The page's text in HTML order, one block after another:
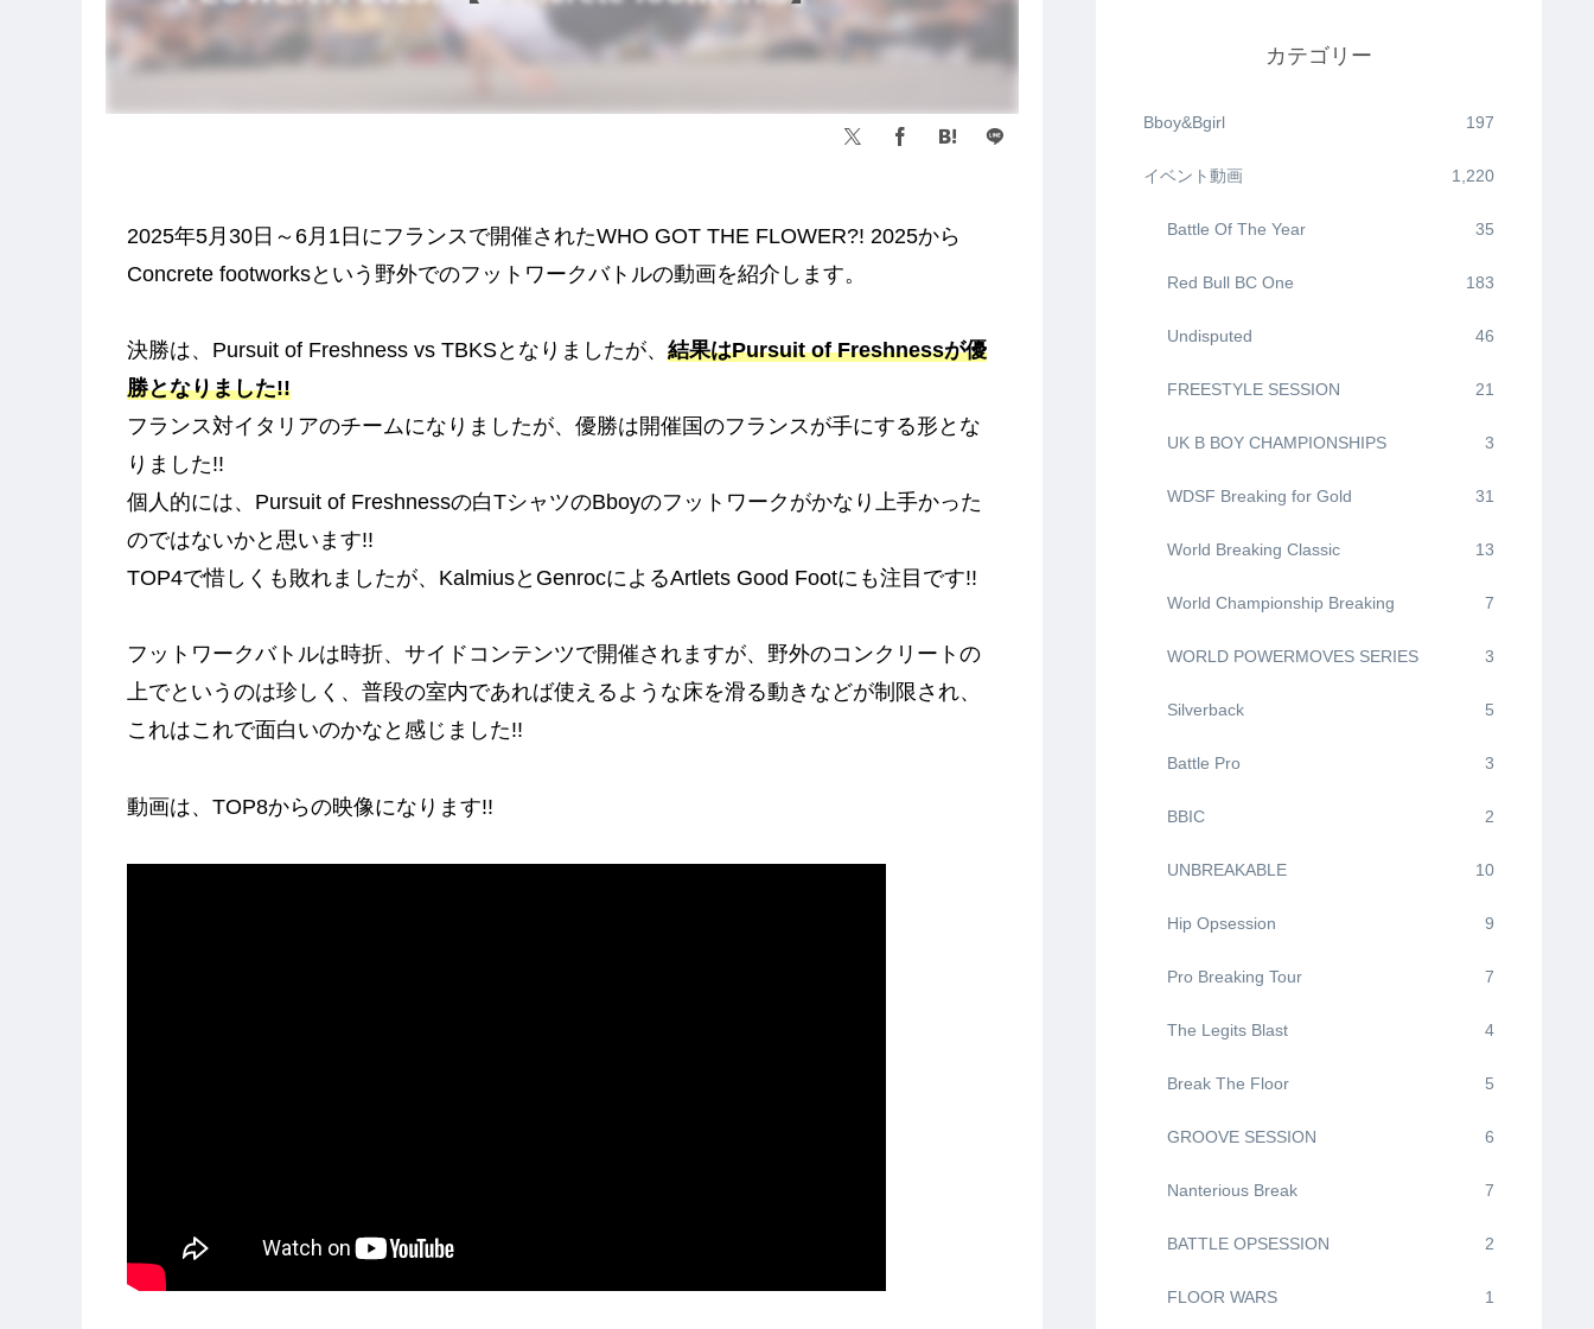
2025年5月30日～6月1日にフランスで開催されたWHO GOT THE FLOWER?! 2025から
Concrete footworksという野外でのフットワークバトルの動画を紹介します。
決勝は、Pursuit of Freshness vs TBKSとなりましたが、 結果はPursuit of Freshnessが優
勝となりました!!
フランス対イタリアのチームになりましたが、優勝は開催国のフランスが手にする形とな
りました!!
個人的には、Pursuit of Freshnessの白TシャツのBboyのフットワークがかなり上手かった
のではないかと思います!!
TOP4で惜しくも敗れましたが、KalmiusとGenrocによるArtlets Good Footにも注目です!!
フットワークバトルは時折、サイドコンテンツで開催されますが、野外のコンクリートの
上でというのは珍しく、普段の室内であれば使えるような床を滑る動きなどが制限され、
これはこれで面白いのかなと感じました!!
動画は、TOP8からの映像になります!!
カテゴリー
Bboy&Bgirl 197
イベント動画 1,220
Battle Of The Year 35
Red Bull BC One 183
Undisputed 46
FREESTYLE SESSION 21
UK B BOY CHAMPIONSHIPS 3
WDSF Breaking for Gold 31
World Breaking Classic 13
World Championship Breaking 7
WORLD POWERMOVES SERIES 3
Silverback 5
Battle Pro 3
BBIC 2
UNBREAKABLE 10
Hip Opsession 9
Pro Breaking Tour 7
The Legits Blast 4
Break The Floor 5
GROOVE SESSION 6
Nanterious Break 7
BATTLE OPSESSION 2
FLOOR WARS 1